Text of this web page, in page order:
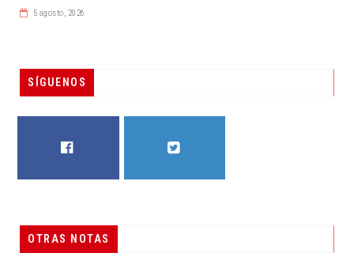
5 agosto, 2026
SÍGUENOS
OTRAS NOTAS
ÁLVAREZ MAYNES PROMUEVE DENUNCIA POPULAR